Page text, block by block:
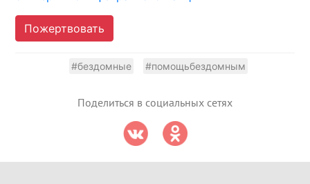
Пожертвовать
#бездомные #помощьбездомным
Поделиться в социальных сетях